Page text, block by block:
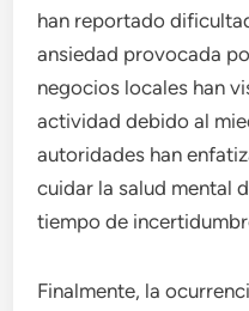
han reportado
ansiedad provocada
negocios locales han
actividad debido al
autoridades han
cuidar la salud mental
tiempo de
Finalmente, la